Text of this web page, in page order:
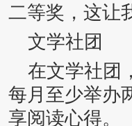
二等奖，这让
文学社团
在文学社团
每月至少举办
享阅读心得。